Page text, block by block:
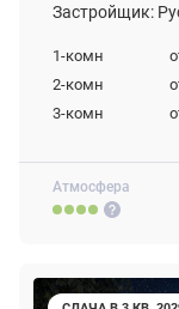
Атмосфера
Застройщик:
1-комн
2-комн
3-комн